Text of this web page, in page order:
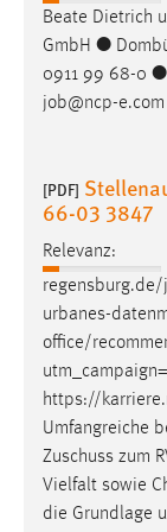
Beate Dietrich
GmbH ●
0911 99 68-0
job@ncp-
[PDF]
66-03 3847
Relevanz:
regensburg.de/
urbanes-
office/
https://
Umfangreiche
Zuschuss zum
Vielfalt sowie
die Grundlage